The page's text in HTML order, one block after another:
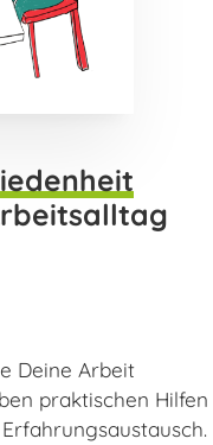
Deine Arbeit
praktischen Hilfen